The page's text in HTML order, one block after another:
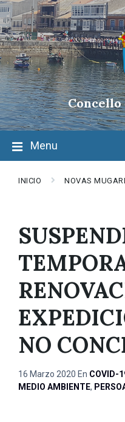
Skip
to
content
Skip
to
main
navigation
Skip
to
footer
Concello
Menu
INICIO NOVAS
NO
16 Marzo 2020 En COVID-
MEDIO AMBIENTE,